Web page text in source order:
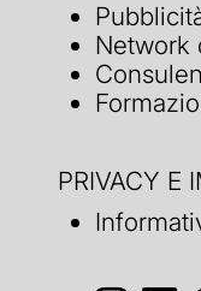
Network
PRIVACY E